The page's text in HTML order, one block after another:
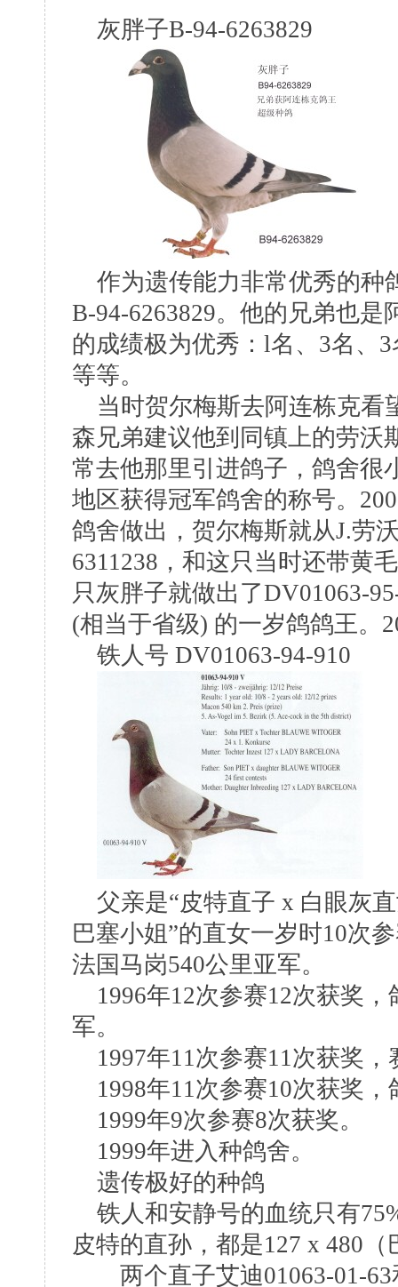
灰胖子B-94-6263829
作为遗传能力非常优秀的种
B-94-6263829。他的兄弟也是
的成绩极为优秀：l名、3名、
等等。
当时贺尔梅斯去阿连栋克看
森兄弟建议他到同镇上的劳沃
常去他那里引进鸽子，鸽舍很
地区获得冠军鸽舍的称号。
鸽舍做出，贺尔梅斯就从J.劳
6311238，和这只当时还带黄
只灰胖子就做出了DV01063-
(相当于省级) 的一岁鸽鸽王。
铁人号 DV01063-94-910
父亲是“皮特直子 x 白眼灰
巴塞小姐”的直女一岁时10次
法国马岗540公里亚军。
1996年12次参赛12次获奖，
军。
1997年11次参赛11次获奖，
1998年11次参赛10次获奖，
1999年9次参赛8次获奖。
1999年进入种鸽舍。
遗传极好的种鸽
铁人和安静号的血统只有
皮特的直孙，都是127 x 480
两个直子艾迪01063-01-63